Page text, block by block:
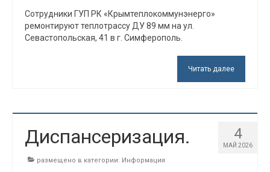
Личный кабинет
Сотрудники ГУП РК «Крымтеплокоммунэнерго»
ремонтируют теплотрассу ДУ 89 мм на ул.
Севастопольская, 41 в г. Симферополь.
Читать далее
4
МАЙ 2026
Диспансеризация.
размещено в категории: Информация